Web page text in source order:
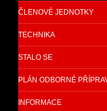
ČLENOVÉ JEDNOTKY
TECHNIKA
STALO SE
PLÁN ODBORNÉ
INFORMACE